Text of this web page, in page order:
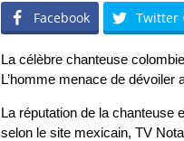
Facebook Twitter
La célèbre chanteuse
L’homme menace de
La réputation de la chanteuse
selon le site mexicain, TV